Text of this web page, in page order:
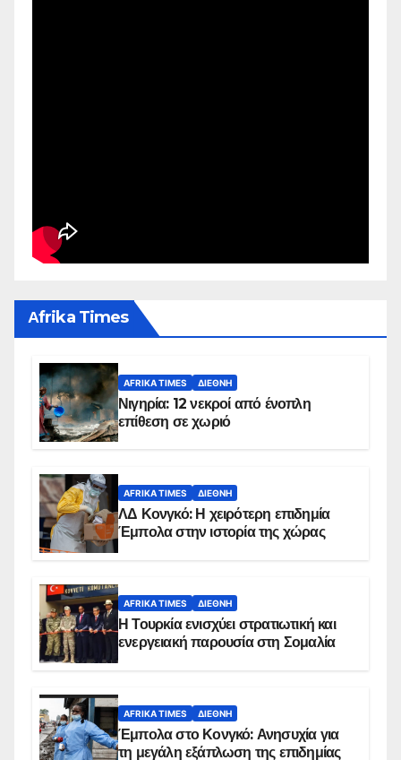
Αfrika Times
AFRIKA TIMES ΔΙΕΘΝΉ
Νιγηρία: 12 νεκροί από ένοπλη
επίθεση σε χωριό
AFRIKA TIMES ΔΙΕΘΝΉ
ΛΔ Κονγκό: Η χειρότερη επιδημία
Έμπολα στην ιστορία της χώρας
AFRIKA TIMES ΔΙΕΘΝΉ
Η Τουρκία ενισχύει στρατιωτική και
ενεργειακή παρουσία στη Σομαλία
AFRIKA TIMES ΔΙΕΘΝΉ
Έμπολα στο Κονγκό: Ανησυχία για
τη μεγάλη εξάπλωση της επιδημίας